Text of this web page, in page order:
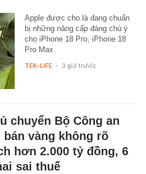
Apple được cho là đang chuẩn
bị những nâng cấp đáng chú ý
cho iPhone 18 Pro, iPhone 18
Pro Max.
TEK-LIFE - 3 giờ trước
chuyển Bộ Công an
vàng không rõ
hơn 2.000 tỷ đồng, 6
sai thuế